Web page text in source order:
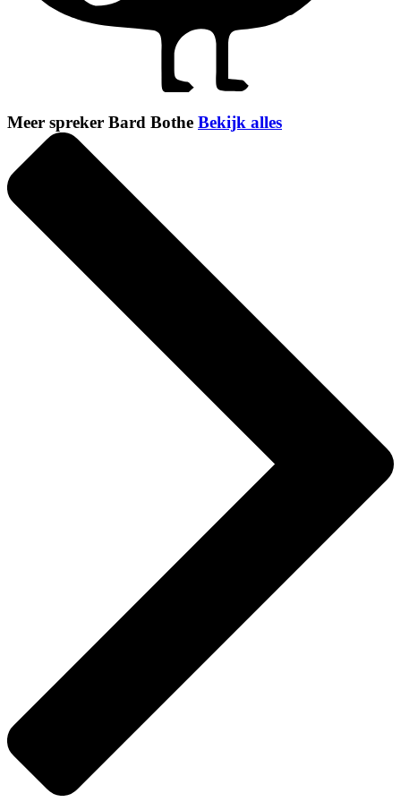
Meer spreker Bard Bothe Bekijk alles